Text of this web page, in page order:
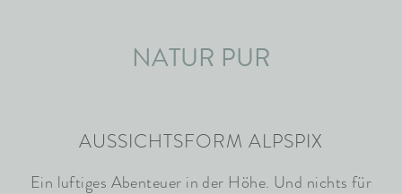
NATUR PUR
AUSSICHTSFORM ALPSPIX
Ein luftiges Abenteuer in der Höhe. Und nichts für